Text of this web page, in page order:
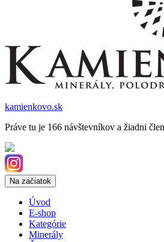
kamienkovo.sk
Práve tu je 166 návštevníkov a žiadni
Na začiatok
Úvod
E-shop
Kategórie
Minerály